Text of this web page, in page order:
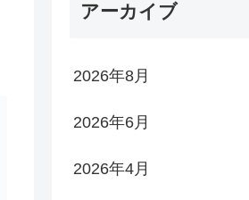
アーカイブ
2026年8月
2026年6月
2026年4月